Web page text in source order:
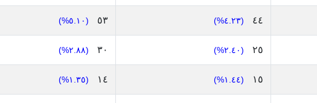
٤٤ (٤.٢٣%) ٥٣ (٥.١٠%)
٢٥ (٢.٤٠%) ٣٠ (٢.٨٨%)
١٥ (١.٤٤%) ١٤ (١.٣٥%)